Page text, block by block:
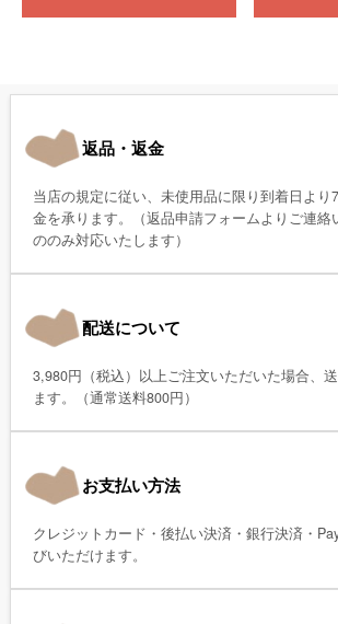
返品・返金
当店の規定に従い、未使用品に限り到着日より
金を承ります。（返品申請フォームよりご連絡
ののみ対応いたします）
配送について
3,980円（税込）以上ご注文いただいた場合、
ます。（通常送料800円）
お支払い方法
クレジットカード・後払い決済・銀行決済・
びいただけます。